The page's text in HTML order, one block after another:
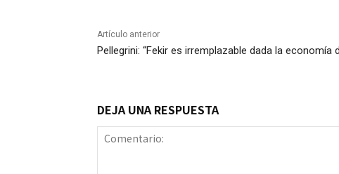
Artículo anterior
Pellegrini: “Fekir es irremplazable dada la economía
DEJA UNA RESPUESTA